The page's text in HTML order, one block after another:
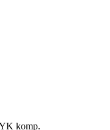
komp.